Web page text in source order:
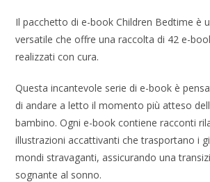
Il pacchetto di e-book Children Bedtime è
versatile che offre una raccolta di 42 e-
realizzati con cura.
Questa incantevole serie di e-book è
di andare a letto il momento più atteso
bambino. Ogni e-book contiene racconti
illustrazioni accattivanti che trasportano i
mondi stravaganti, assicurando una
sognante al sonno.